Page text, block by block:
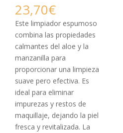
23,70€
Este limpiador espumoso
combina las propiedades
calmantes del aloe y la
manzanilla para
proporcionar una limpieza
suave pero efectiva. Es
ideal para eliminar
impurezas y restos de
maquillaje, dejando la piel
fresca y revitalizada. La